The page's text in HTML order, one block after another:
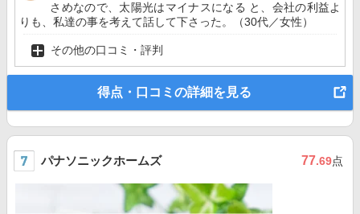
さめなので、太陽光はマイナスになる と、会社の利益よ
りも、私達の事を考えて話して下さった。（30代／女性）
その他の口コミ・評判
得点・口コミの詳細を見る
パナソニックホームズ 77.69点